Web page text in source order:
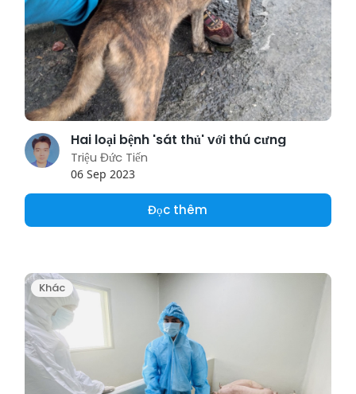
Hai loại bệnh 'sát thủ' với thú cưng
Triệu Đức Tiến
06 Sep 2023
Đọc thêm
Khác